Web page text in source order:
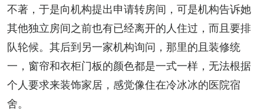
不著，于是向机构提出申请转房间，可是机构告诉她
其他独立房间之前也有已经离开的人住过，而且要排
队轮候。其后到另一家机构询问，那里的且装修统
一，窗帘和衣柜门板的颜色都是一式一样，无法根据
个人要求来装饰家居，感觉像住在冷冰冰的医院宿
舍。